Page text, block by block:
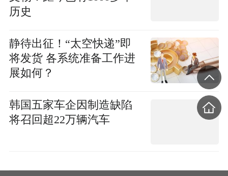
历史
静待出征！“太空快递”即
将发货 各系统准备工作进
展如何？
韩国五家车企因制造缺陷
将召回超22万辆汽车